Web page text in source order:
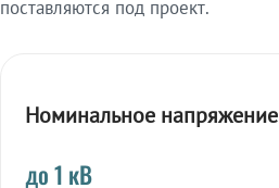
поставляются под проект.
Номинальное напряжение
до 1 кВ